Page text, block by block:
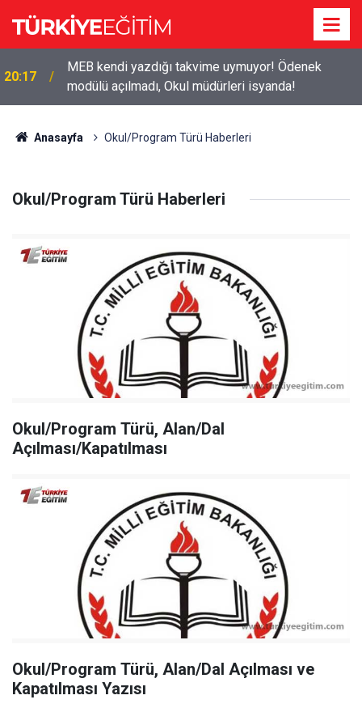
20:17
MEB kendi yazdığı takvime uymuyor! Ödenek
modülü açılmadı, Okul müdürleri isyanda!
Anasayfa Okul/Program Türü Haberleri
Okul/Program Türü Haberleri
Okul/Program Türü, Alan/Dal
Açılması/Kapatılması
Okul/Program Türü, Alan/Dal Açılması ve
Kapatılması Yazısı